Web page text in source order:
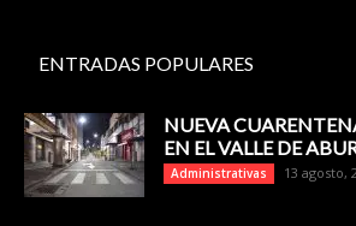
ENTRADAS POPULARES
NUEVA
EN EL VALLE DE
Administrativas 13 agosto,